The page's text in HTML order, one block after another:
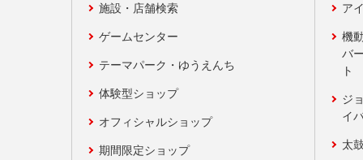
施設・店舗検索
ゲームセンター
テーマパーク・ゆうえんち
体験型ショップ
オフィシャルショップ
期間限定ショップ
ア
機
バ
ト
ジ
イ
太